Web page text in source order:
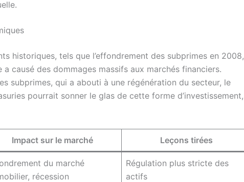
historiques, tels que l’effondrement des subprimes en 2008,
causé des dommages massifs aux marchés financiers.
subprimes, qui a abouti à une régénération du secteur, le
pourrait sonner le glas de cette forme d’investissement,
Impact sur le marché Leçons tirées
du marché
récession
Régulation plus stricte des
actifs